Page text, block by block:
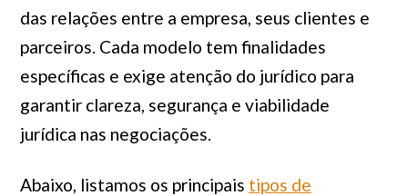
das relações entre a empresa, seus clientes e
parceiros. Cada modelo tem finalidades
específicas e exige atenção do jurídico para
garantir clareza, segurança e viabilidade
jurídica nas negociações.
Abaixo, listamos os principais tipos de